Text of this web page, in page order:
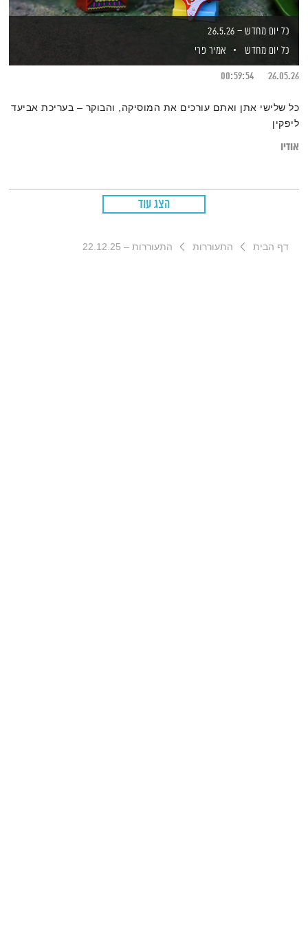
כל יום מחדש – 26.5.26
כל יום מחדש
אמיר פרי
26.05.26
00:59:54
כל שלישי אתן ואתם עורכים את המוסיקה, והבוקר – בעריכת אביעד
ליפקין
אודיו
הצג עוד
דף הבית התעוררות התעוררות – 22.12.25